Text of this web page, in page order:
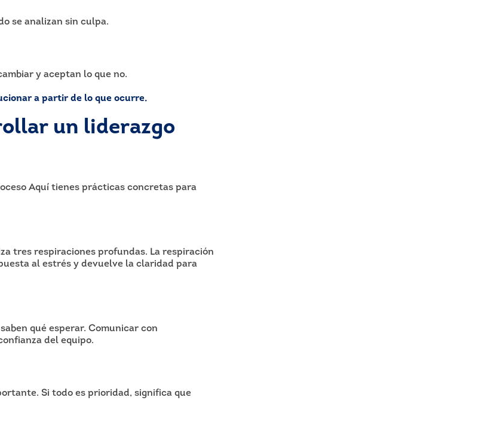
se analizan sin culpa.
y aceptan lo que no.
a partir de lo que ocurre.
un liderazgo
Aquí tienes prácticas concretas para
tres respiraciones profundas. La respiración
al estrés y devuelve la claridad para
qué esperar. Comunicar con
del equipo.
Si todo es prioridad, significa que